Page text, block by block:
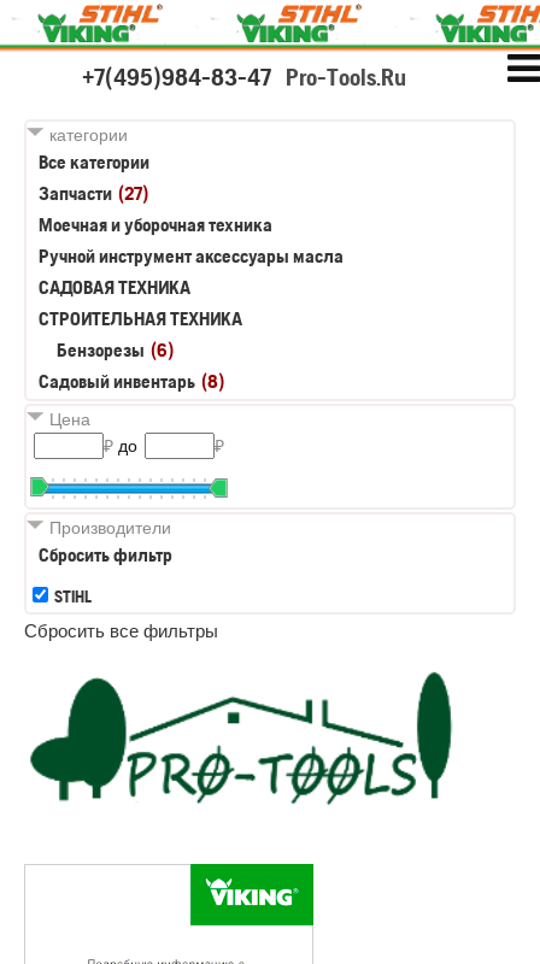
+7(495)984-83-47 Pro-Tools.Ru
категории
Все категории
Запчасти (27)
Моечная и уборочная техника
Ручной инструмент аксессуары масла
САДОВАЯ ТЕХНИКА
СТРОИТЕЛЬНАЯ ТЕХНИКА
Бензорезы (6)
Садовый инвентарь (8)
Цена
₽ до ₽
Производители
Сбросить фильтр
STIHL
Сбросить все фильтры